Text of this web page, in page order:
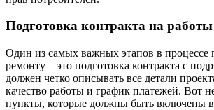
Подготовка контракта на работы
Один из самых важных этапов в процессе
ремонту – это подготовка контракта с
должен четко описывать все детали
качество работы и график платежей. Вот
пункты, которые должны быть включены в